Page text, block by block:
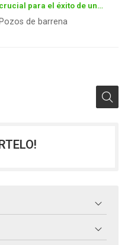
crucial para el éxito de un
Pozos de barrena